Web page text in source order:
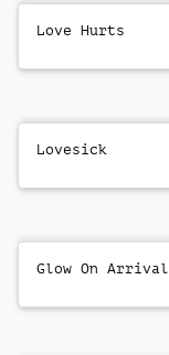
Love Hurts
Lovesick
Glow On Arrival